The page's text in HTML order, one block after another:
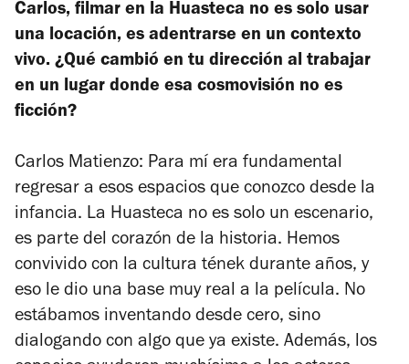
Carlos, filmar en la Huasteca no es solo usar
una locación, es adentrarse en un contexto
vivo. ¿Qué cambió en tu dirección al trabajar
en un lugar donde esa cosmovisión no es
ficción?
Carlos Matienzo: Para mí era fundamental
regresar a esos espacios que conozco desde la
infancia. La Huasteca no es solo un escenario,
es parte del corazón de la historia. Hemos
convivido con la cultura tének durante años, y
eso le dio una base muy real a la película. No
estábamos inventando desde cero, sino
dialogando con algo que ya existe. Además, los